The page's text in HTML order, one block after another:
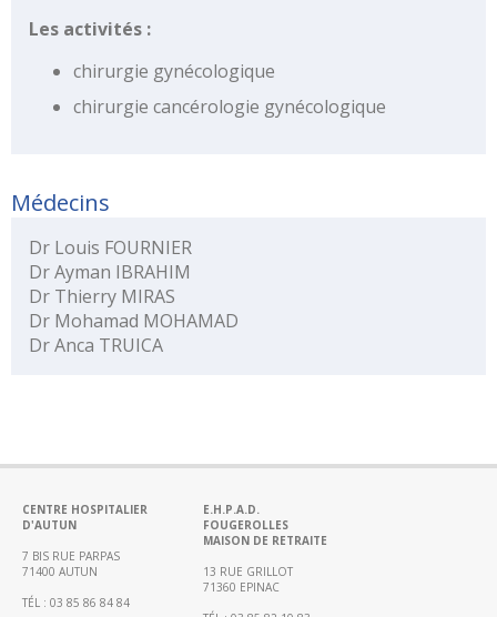
soins
Chirurgie
robotisée
Urgences,
Réanimations,
Soins
intensifs
Gériatrie
Médico-
technique
(imagerie,
Les activités :
chirurgie gynécologique
chirurgie cancérologie gynécologique
Médecins
Dr Louis FOURNIER
Dr Ayman IBRAHIM
Dr Thierry MIRAS
Dr Mohamad MOHAMAD
Dr Anca TRUICA
CENTRE HOSPITALIER
D'AUTUN
7 BIS RUE PARPAS
71400 AUTUN
TÉL : 03 85 86 84 84
E.H.P.A.D.
FOUGEROLLES
MAISON DE RETRAITE
13 RUE GRILLOT
71360 EPINAC